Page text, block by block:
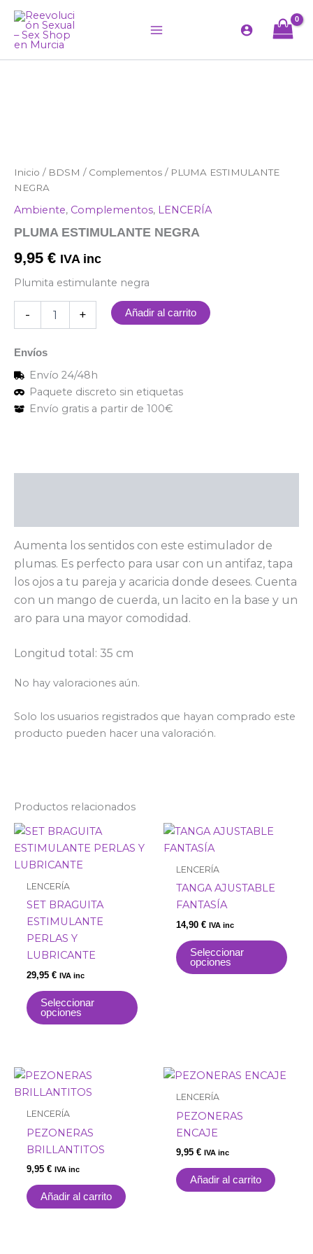
contenido
Inicio / BDSM / Complementos / PLUMA ESTIMULANTE
NEGRA
Ambiente, Complementos, LENCERÍA
PLUMA ESTIMULANTE NEGRA
9,95 € IVA inc
Plumita estimulante negra
-
PLUMA
ESTIMULANTE
cantidad
+ Añadir al carrito
Envíos
Envío 24/48h
Paquete discreto sin etiquetas
Envío gratis a partir de 100€
Aumenta los sentidos con este estimulador de
plumas. Es perfecto para usar con un antifaz, tapa
los ojos a tu pareja y acaricia donde desees. Cuenta
con un mango de cuerda, un lacito en la base y un
aro para una mayor comodidad.
Longitud total: 35 cm
No hay valoraciones aún.
Solo los usuarios registrados que hayan comprado este
producto pueden hacer una valoración.
Productos relacionados
LENCERÍA
SET BRAGUITA
ESTIMULANTE
PERLAS Y
LUBRICANTE
29,95 € IVA inc
Seleccionar
opciones
producto
opciones
pueden
la
producto
LENCERÍA
TANGA AJUSTABLE
FANTASÍA
14,90 € IVA inc
Seleccionar
opciones
LENCERÍA
PEZONERAS
BRILLANTITOS
9,95 € IVA inc
Añadir al carrito
LENCERÍA
PEZONERAS
ENCAJE
9,95 € IVA inc
Añadir al carrito